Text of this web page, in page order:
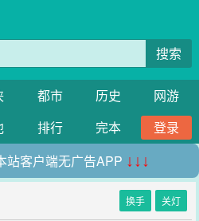
搜索
都市 历史
网游
排行 完本
登录
站客户端无广告APP ↓↓↓
换手 关灯